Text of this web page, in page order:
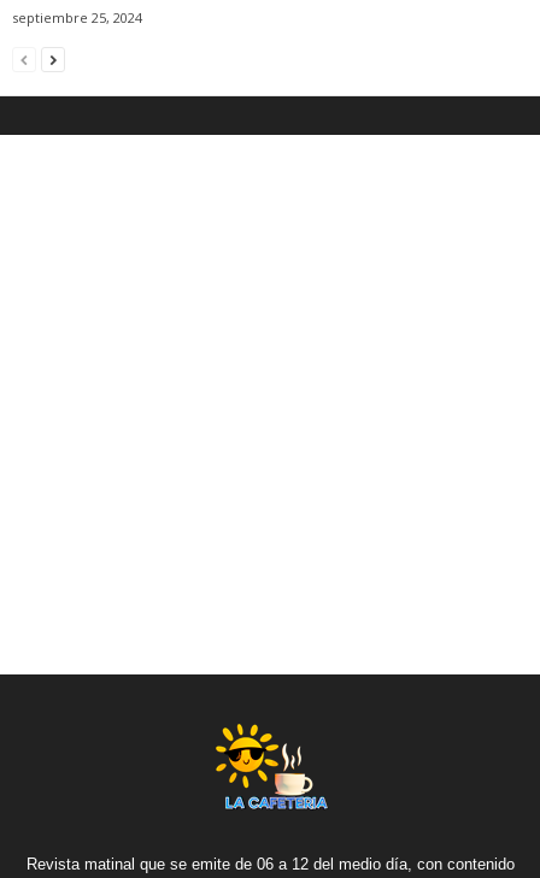
septiembre 25, 2024
Revista matinal que se emite de 06 a 12 del medio día, con contenido